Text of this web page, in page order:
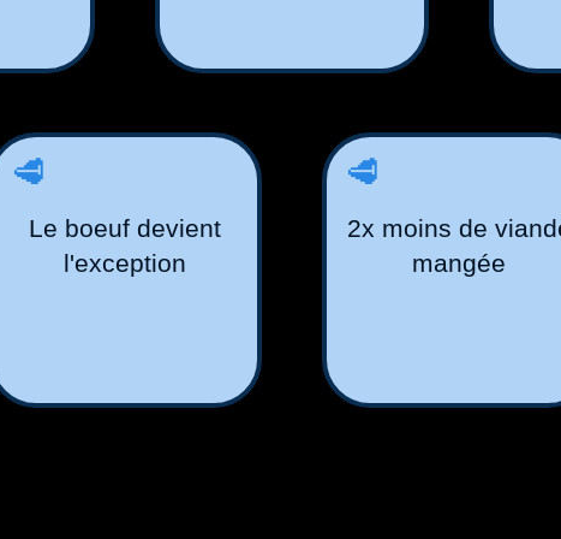
🥩
Le boeuf devient
l'exception
🥩
2x moins de
mangée